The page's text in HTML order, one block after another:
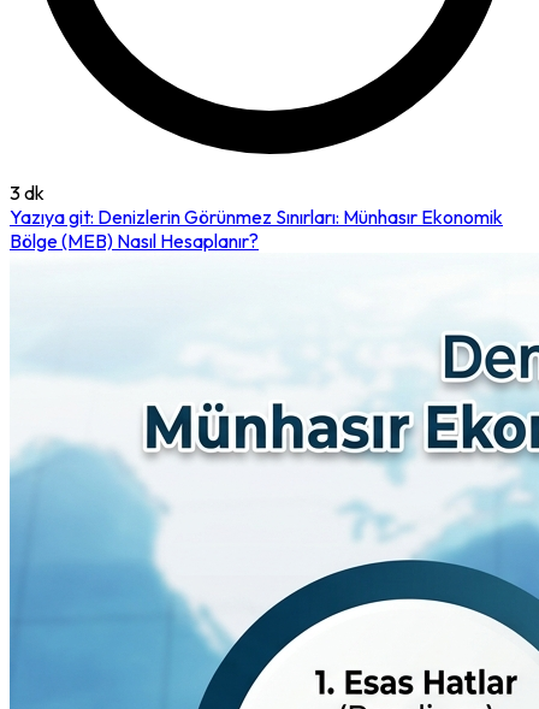
3 dk
Yazıya git: Denizlerin Görünmez Sınırları: Münhasır Ekonomik
Bölge (MEB) Nasıl Hesaplanır?